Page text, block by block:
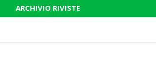
ARCHIVIO RIVISTE